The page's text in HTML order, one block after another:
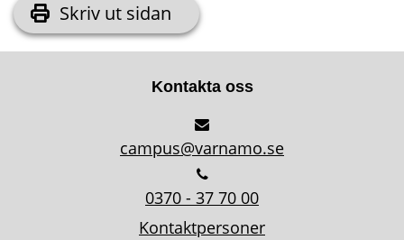
Skriv ut sidan
Kontakta oss
campus@varnamo.se
0370 - 37 70 00
Kontaktpersoner